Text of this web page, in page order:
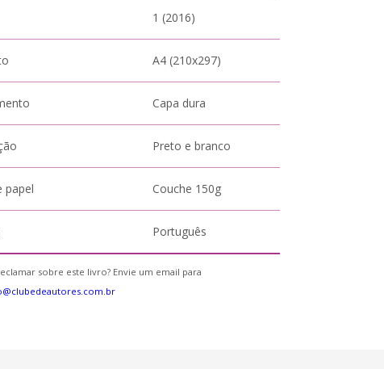
1 (2016)
A4 (210x297)
Capa dura
Preto e branco
papel Couche 150g
Português
sobre este livro? Envie um email para